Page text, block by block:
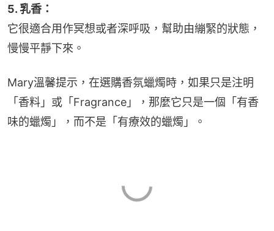
5. 乳香：
它很適合用作冥想或者深呼吸，幫助由繃緊的狀態，
慢慢平靜下來。
Mary溫馨提示，在選購香氛蠟燭時，如果只是注明
「香料」或「Fragrance」，那麼它只是一個「有香
味的蠟燭」，而不是「有療效的蠟燭」。